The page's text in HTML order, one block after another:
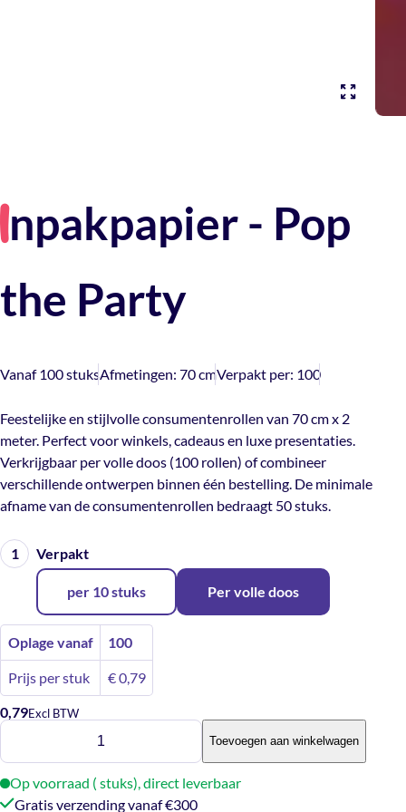
Inpakpapier - Pop
the Party
Vanaf 100 stuksAfmetingen: 70 cmVerpakt per: 100
Feestelijke en stijlvolle consumentenrollen van 70 cm x 2
meter. Perfect voor winkels, cadeaus en luxe presentaties.
Verkrijgbaar per volle doos (100 rollen) of combineer
verschillende ontwerpen binnen één bestelling. De minimale
afname van de consumentenrollen bedraagt 50 stuks.
Verpakt
per 10 stuks Per volle doos
Oplage vanaf 100
Prijs per stuk €0,79
0,79Excl BTW
Inpakpapier
the
Toevoegen aan winkelwagen
Op voorraad ( stuks), direct leverbaar
Gratis verzending vanaf €300